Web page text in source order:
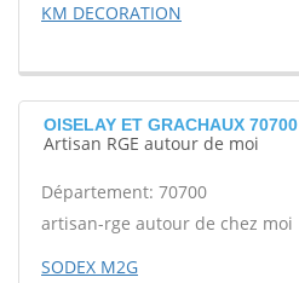
KM DECORATION
OISELAY ET GRACHAUX 70700
Artisan RGE autour de moi
Département: 70700
artisan-rge autour de chez moi
SODEX M2G